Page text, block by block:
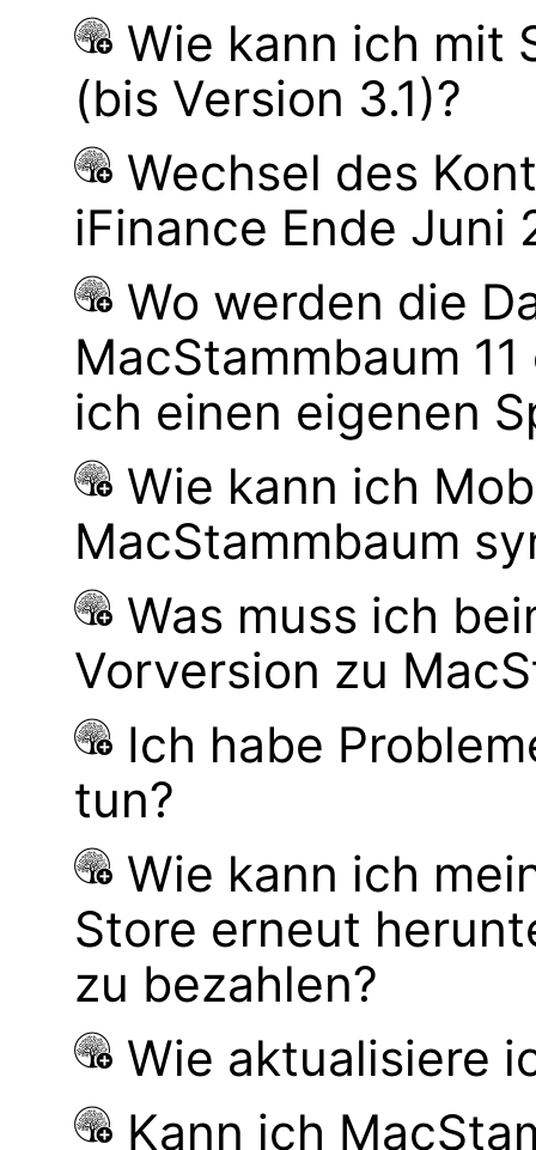
Wie kann ich mit
(bis Version 3.1)?
Wechsel des
iFinance Ende Juni
Wo werden die
MacStammbaum
ich einen eigenen
Wie kann ich
MacStammbaum
Was muss ich
Vorversion zu
Ich habe
tun?
Wie kann ich
Store erneut
zu bezahlen?
Wie aktualisiere
Kann ich